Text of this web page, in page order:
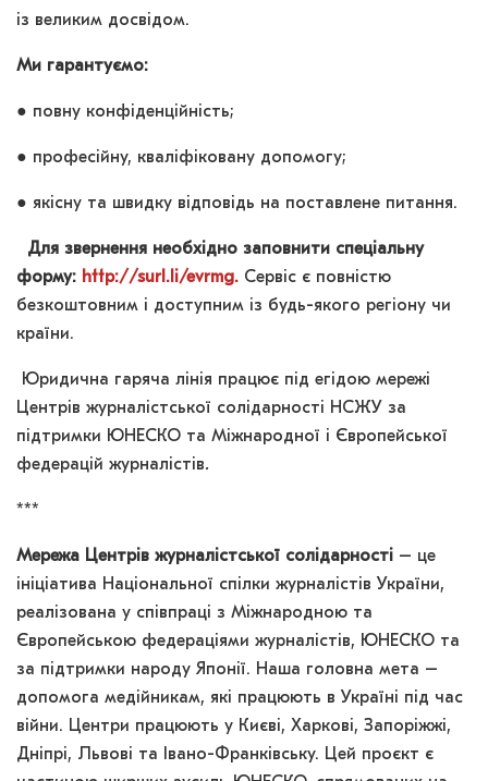
із великим досвідом.
Ми гарантуємо:
● повну конфіденційність;
● професійну, кваліфіковану допомогу;
● якісну та швидку відповідь на поставлене питання.
Для звернення необхідно заповнити спеціальну
форму: http://surl.li/evrmg. Сервіс є повністю
безкоштовним і доступним із будь-якого регіону чи
країни.
Юридична гаряча лінія працює під егідою мережі
Центрів журналістської солідарності НСЖУ за
підтримки ЮНЕСКО та Міжнародної і Європейської
федерацій журналістів.
***
Мережа Центрів журналістської солідарності – це
ініціатива Національної спілки журналістів України,
реалізована у співпраці з Міжнародною та
Європейською федераціями журналістів, ЮНЕСКО та
за підтримки народу Японії. Наша головна мета –
допомога медійникам, які працюють в Україні під час
війни. Центри працюють у Києві, Харкові, Запоріжжі,
Дніпрі, Львові та Івано-Франківську. Цей проєкт є